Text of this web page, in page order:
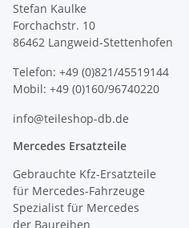
Stefan Kaulke
Forchachstr. 10
86462 Langweid-Stettenhofen
Telefon: +49 (0)821/45519144
Mobil: +49 (0)160/96740220
info@teileshop-db.de
Mercedes Ersatzteile
Gebrauchte Kfz-Ersatzteile
für Mercedes-Fahrzeuge
Spezialist für Mercedes
der Baureihen